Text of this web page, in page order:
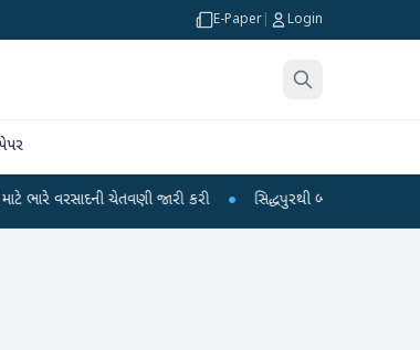
E-Paper Login
ચેતવણી જારી કરી ● સિદ્ધપુરથી બોમ્બ બનાવવાની સામગ્રી